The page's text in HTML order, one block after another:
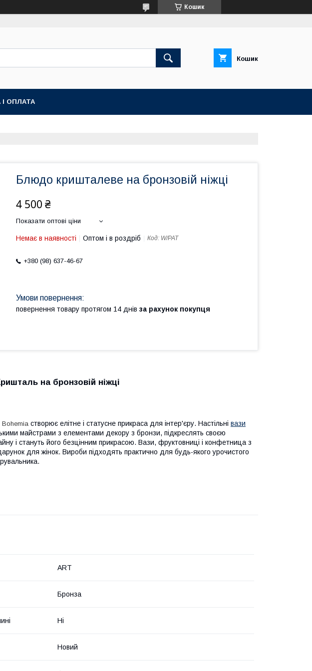
Кошик
Кошик
ОПЛАТА
Блюдо кришталеве на бронзовій ніжці
4 500 ₴
Показати оптові ціни
Немає в наявності Оптом і в роздріб Код: W/PAT
+380 (98) 637-46-67
повернення товару протягом 14 днів за рахунок покупця
на бронзовій ніжці
Bohemia створює елітне і статусне прикраса для інтер'єру. Настільні вази
майстрами з елементами декору з бронзи, підкреслять своєю
і стануть його безцінним прикрасою. Вази, фруктовниці і конфетница з
для жінок. Вироби підходять практично для будь-якого урочистого
ART
Бронза
Ні
Новий